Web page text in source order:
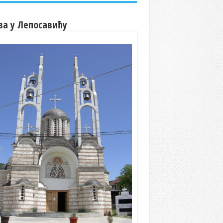
у Лепосавићу